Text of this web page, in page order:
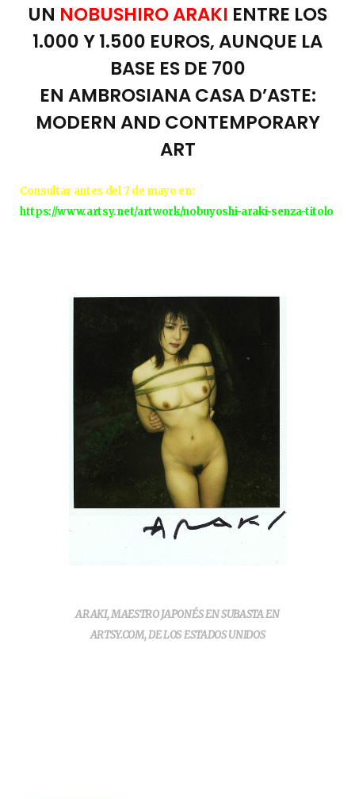
UN NOBUSHIRO ARAKI ENTRE LOS
1.000 Y 1.500 EUROS, AUNQUE LA
BASE ES DE 700
EN AMBROSIANA CASA D’ASTE:
MODERN AND CONTEMPORARY
ART
Consultar antes del 7 de mayo en:
https://www.artsy.net/artwork/nobuyoshi-araki-senza-titolo
ARAKI, MAESTRO JAPONÉS EN SUBASTA EN
ARTSY.COM, DE LOS ESTADOS UNIDOS